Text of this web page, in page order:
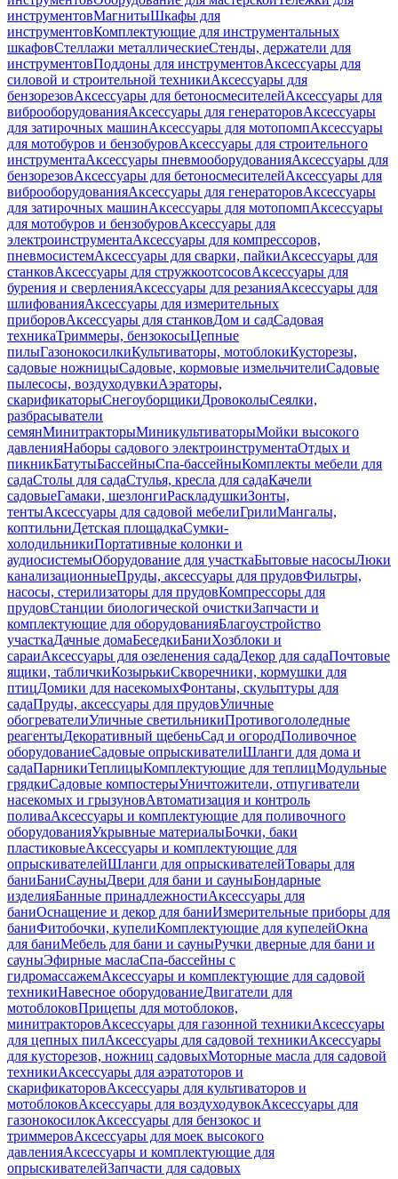
инструментовМагнитыШкафы для
инструментовКомплектующие для инструментальных
шкафовСтеллажи металлическиеСтенды, держатели для
инструментовПоддоны для инструментовАксессуары для
силовой и строительной техникиАксессуары для
бензорезовАксессуары для бетоносмесителейАксессуары для
виброоборудованияАксессуары для генераторовАксессуары
для затирочных машинАксессуары для мотопомпАксессуары
для мотобуров и бензобуровАксессуары для строительного
инструментаАксессуары пневмооборудованияАксессуары для
бензорезовАксессуары для бетоносмесителейАксессуары для
виброоборудованияАксессуары для генераторовАксессуары
для затирочных машинАксессуары для мотопомпАксессуары
для мотобуров и бензобуровАксессуары для
электроинструментаАксессуары для компрессоров,
пневмосистемАксессуары для сварки, пайкиАксессуары для
станковАксессуары для стружкоотсосовАксессуары для
бурения и сверленияАксессуары для резанияАксессуары для
шлифованияАксессуары для измерительных
приборовАксессуары для станковДом и садСадовая
техникаТриммеры, бензокосыЦепные
пилыГазонокосилкиКультиваторы, мотоблокиКусторезы,
садовые ножницыСадовые, кормовые измельчителиСадовые
пылесосы, воздуходувкиАэраторы,
скарификаторыСнегоуборщикиДровоколыСеялки,
разбрасыватели
семянМинитракторыМиникультиваторыМойки высокого
давленияНаборы садового электроинструментаОтдых и
пикникБатутыБассейныСпа-бассейныКомплекты мебели для
садаСтолы для садаСтулья, кресла для садаКачели
садовыеГамаки, шезлонгиРаскладушкиЗонты,
тентыАксессуары для садовой мебелиГрилиМангалы,
коптильниДетская площадкаСумки-
холодильникиПортативные колонки и
аудиосистемыОборудование для участкаБытовые насосыЛюки
канализационныеПруды, аксессуары для прудовФильтры,
насосы, стерилизаторы для прудовКомпрессоры для
прудовСтанции биологической очисткиЗапчасти и
комплектующие для оборудованияБлагоустройство
участкаДачные домаБеседкиБаниХозблоки и
сараиАксессуары для озеленения садаДекор для садаПочтовые
ящики, табличкиКозырькиСкворечники, кормушки для
птицДомики для насекомыхФонтаны, скульптуры для
садаПруды, аксессуары для прудовУличные
обогревателиУличные светильникиПротивогололедные
реагентыДекоративный щебеньСад и огородПоливочное
оборудованиеСадовые опрыскивателиШланги для дома и
садаПарникиТеплицыКомплектующие для теплицМодульные
грядкиСадовые компостерыУничтожители, отпугиватели
насекомых и грызуновАвтоматизация и контроль
поливаАксессуары и комплектующие для поливочного
оборудованияУкрывные материалыБочки, баки
пластиковыеАксессуары и комплектующие для
опрыскивателейШланги для опрыскивателейТовары для
баниБаниСауныДвери для бани и сауныБондарные
изделияБанные принадлежностиАксессуары для
баниОснащение и декор для баниИзмерительные приборы для
баниФитобочки, купелиКомплектующие для купелейОкна
для баниМебель для бани и сауныРучки дверные для бани и
сауныЭфирные маслаСпа-бассейны с
гидромассажемАксессуары и комплектующие для садовой
техникиНавесное оборудованиеДвигатели для
мотоблоковПрицепы для мотоблоков,
минитракторовАксессуары для газонной техникиАксессуары
для цепных пилАксессуары для садовой техникиАксессуары
для кусторезов, ножниц садовыхМоторные масла для садовой
техникиАксессуары для аэратоторов и
скарификаторовАксессуары для культиваторов и
мотоблоковАксессуары для воздуходувокАксессуары для
газонокосилокАксессуары для бензокос и
триммеровАксессуары для моек высокого
давленияАксессуары и комплектующие для
опрыскивателейЗапчасти для садовых